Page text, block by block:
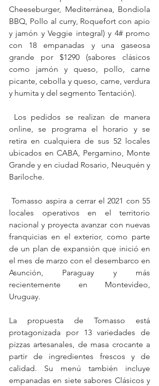
Cheeseburger, Mediterránea, Bondiola
BBQ, Pollo al curry, Roquefort con apio
y jamón y Veggie integral) y 4# promo
con 18 empanadas y una gaseosa
grande por $1290 (sabores clásicos
como jamón y queso, pollo, carne
picante, cebolla y queso, carne, verdura
y humita y del segmento Tentación).
online, se programa el horario y se
retira en cualquiera de sus 52 locales
ubicados en CABA, Pergamino, Monte
Grande y en ciudad Rosario, Neuquén y
Bariloche.
Tomasso aspira a cerrar el 2021 con 55
locales operativos en el territorio
nacional y proyecta avanzar con nuevas
franquicias en el exterior, como parte
de un plan de expansión que inició en
el mes de marzo con el desembarco en
Asunción, Paraguay y más
recientemente en Montevideo,
Uruguay.
La propuesta de Tomasso está
protagonizada por 13 variedades de
pizzas artesanales, de masa crocante a
partir de ingredientes frescos y de
calidad. Su menú también incluye
empanadas en siete sabores Clásicos y